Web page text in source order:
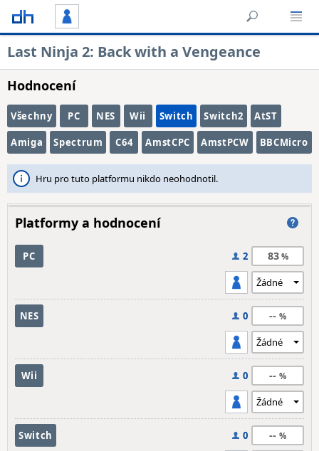
Last Ninja 2: Back with a Vengeance
Hodnocení
Všechny PC NES Wii Switch Switch2 AtST
Amiga Spectrum C64 AmstCPC AmstPCW BBCMicro
Hru pro tuto platformu nikdo neohodnotil.
Platformy a hodnocení
PC 2 83
NES 0 --
Wii 0 --
Switch 0 --